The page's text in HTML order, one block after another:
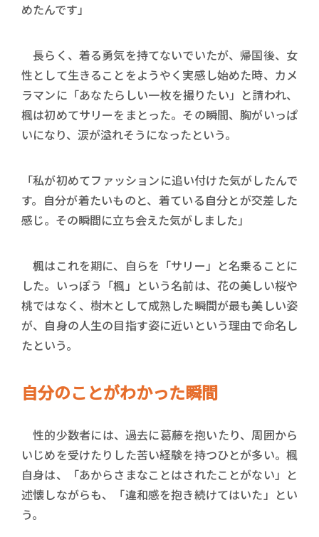
めたんです」
長らく、着る勇気を持てないでいたが、帰国後、女
性として生きることをようやく実感し始めた時、カメ
ラマンに「あなたらしい一枚を撮りたい」と請われ、
楓は初めてサリーをまとった。その瞬間、胸がいっぱ
いになり、涙が溢れそうになったという。
「私が初めてファッションに追い付けた気がしたんで
す。自分が着たいものと、着ている自分とが交差した
感じ。その瞬間に立ち会えた気がしました」
楓はこれを期に、自らを「サリー」と名乗ることに
した。いっぽう「楓」という名前は、花の美しい桜や
桃ではなく、樹木として成熟した瞬間が最も美しい姿
が、自身の人生の目指す姿に近いという理由で命名し
たという。
自分のことがわかった瞬間
性的少数者には、過去に葛藤を抱いたり、周囲から
いじめを受けたりした苦い経験を持つひとが多い。楓
自身は、「あからさまなことはされたことがない」と
述懐しながらも、「違和感を抱き続けてはいた」とい
う。